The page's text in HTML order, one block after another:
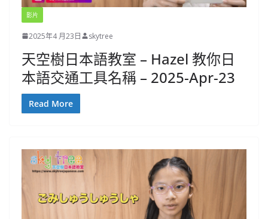
影片
2025年4 月23日 skytree
天空樹日本語教室 – Hazel 教你日
本語交通工具名稱 – 2025-Apr-23
Read More